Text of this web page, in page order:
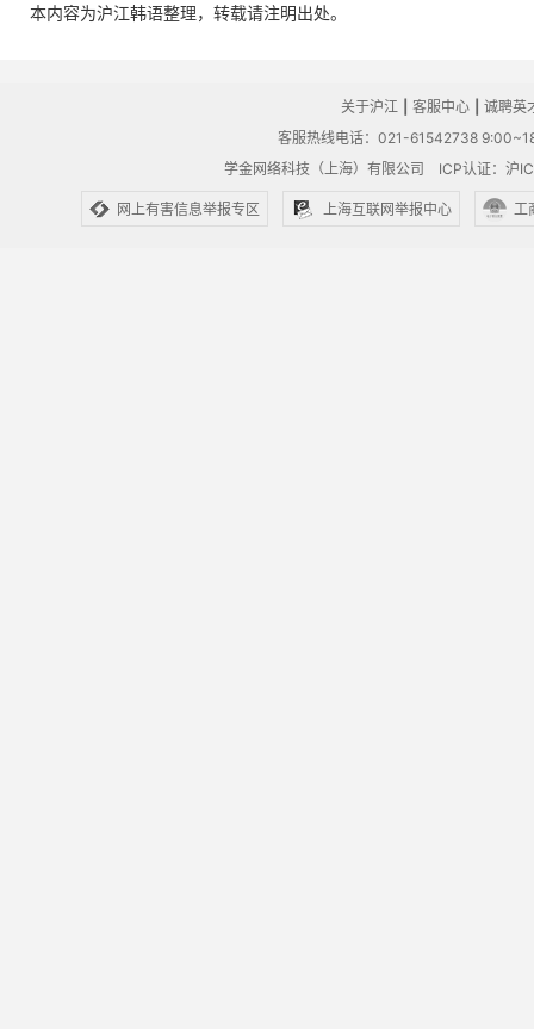
本内容为沪江韩语整理，转载请注明出处。
关于沪江 客服中心
诚聘英
客服热线电话：021-61542738
学金网络科技（上海）有限公司 ICP认证：沪
网上有害信息举报专区 上海互联网举报中心 工